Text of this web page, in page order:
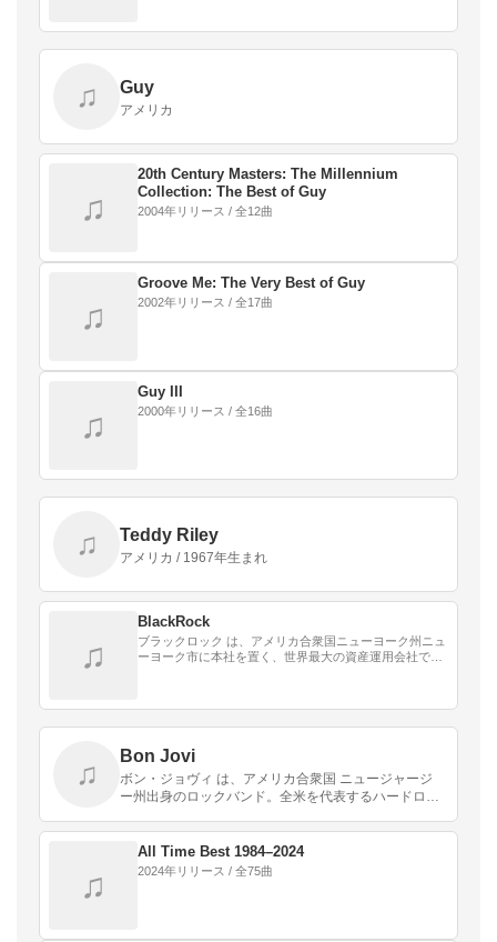
♫ Guy
アメリカ
♫
20th Century Masters: The Millennium
Collection: The Best of Guy
2004年リリース / 全12曲
♫
Groove Me: The Very Best of Guy
2002年リリース / 全17曲
♫
Guy III
2000年リリース / 全16曲
♫ Teddy Riley
アメリカ / 1967年生まれ
♫
BlackRock
ブラックロック は、アメリカ合衆国ニューヨーク州ニュ
ーヨーク市に本社を置く、世界最大の資産運用会社であ
♫
Bon Jovi
ボン・ジョヴィ は、アメリカ合衆国 ニュージャージ
ー州出身のロックバンド。全米を代表するハードロッ
特に3rdアルバム『Slippery When Wet…
♫
All Time Best 1984–2024
2024年リリース / 全75曲